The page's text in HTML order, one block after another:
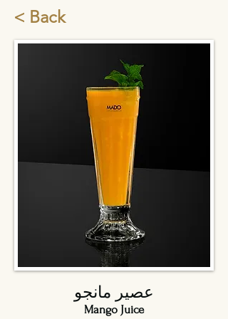
< Back
Mango Juice
عصير مانجو